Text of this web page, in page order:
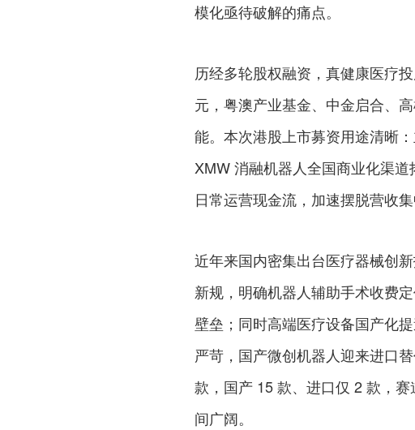
模化亟待破解的痛点。
历经多轮股权融资，真健康医疗
元，粤澳产业基金、中金启合、
能。本次港股上市募资用途清晰
XMW 消融机器人全国商业化渠
日常运营现金流，加速摆脱营收
近年来国内密集出台医疗器械创
新规，明确机器人辅助手术收费
壁垒；同时高端医疗设备国产化
严苛，国产微创机器人迎来进口
款，国产 15 款、进口仅 2 款，
间广阔。